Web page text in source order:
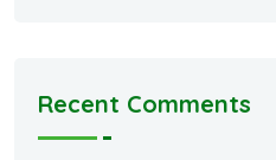
Recent Comments